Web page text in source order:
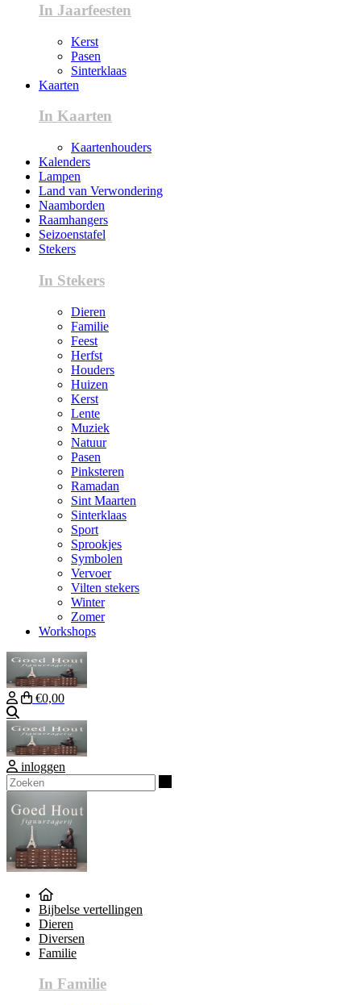
In Jaarfeesten
Kerst
Pasen
Sinterklaas
Kaarten
In Kaarten
Kaartenhouders
Kalenders
Lampen
Land van Verwondering
Naamborden
Raamhangers
Seizoenstafel
Stekers
In Stekers
Dieren
Familie
Feest
Herfst
Houders
Huizen
Kerst
Lente
Muziek
Natuur
Pasen
Pinksteren
Ramadan
Sint Maarten
Sinterklaas
Sport
Sprookjes
Symbolen
Vervoer
Vilten stekers
Winter
Zomer
Workshops
€0,00
inloggen
Bijbelse vertellingen
Dieren
Diversen
Familie
In Familie